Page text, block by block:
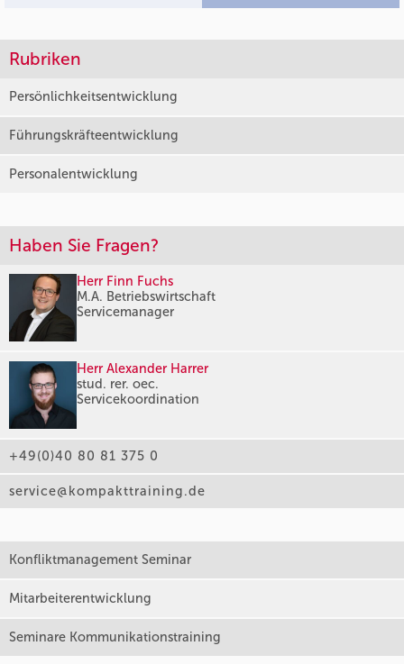
Rubriken
Persönlichkeitsentwicklung
Führungskräfteentwicklung
Personalentwicklung
Haben Sie Fragen?
Herr Finn Fuchs
M.A. Betriebswirtschaft
Servicemanager
Herr Alexander Harrer
stud. rer. oec.
Servicekoordination
+49(0)40 80 81 375 0
service@kompakttraining.de
Konfliktmanagement Seminar
Mitarbeiterentwicklung
Seminare Kommunikationstraining